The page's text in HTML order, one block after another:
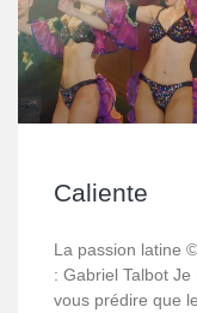
Caliente
La passion latine
: Gabriel Talbot Je
vous prédire que